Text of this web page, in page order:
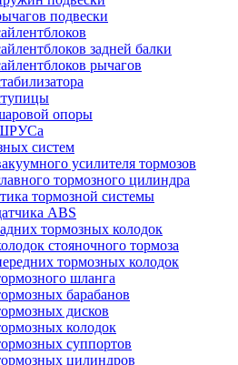
подвески
задней балки
рычагов
опоры
систем
усилителя тормозов
тормозного цилиндра
тормозной системы
ABS
тормозных колодок
стояночного тормоза
тормозных колодок
шланга
барабанов
дисков
колодок
суппортов
цилиндров